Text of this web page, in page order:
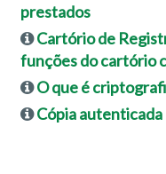
prestados
Cartório de
funções do cartório
O que é
Cópia autenticada